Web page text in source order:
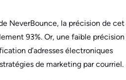
NeverBounce, la précision de cet
93%. Or, une faible précision
d’adresses électroniques
de marketing par courriel.